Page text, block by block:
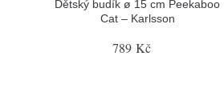
Dětský budík ø 15 cm Peekaboo
Cat – Karlsson
789 Kč